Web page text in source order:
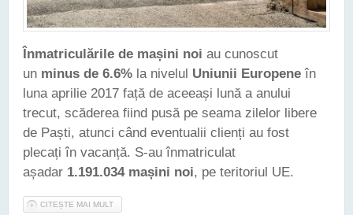
Înmatriculările de mașini noi au cunoscut
un minus de 6.6% la nivelul Uniunii Europene în
luna aprilie 2017 față de aceeași lună a anului
trecut, scăderea fiind pusă pe seama zilelor libere
de Paști, atunci când eventualii clienți au fost
plecați în vacanță. S-au înmatriculat
așadar 1.191.034 mașini noi, pe teritoriul UE.
CITEȘTE MAI MULT